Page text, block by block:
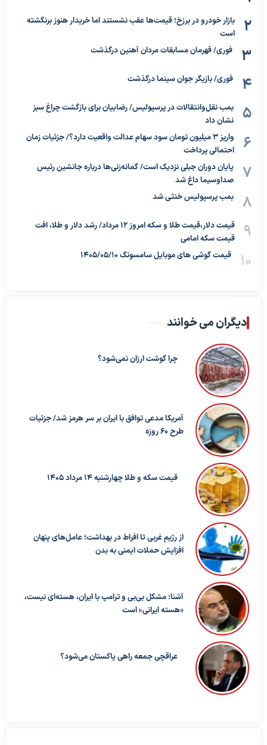
بازار خودرو در برزخ؛ قیمت‌ها عقب نشستند اما خریدار هنوز برنگشته
است
فوری/ قهرمان مسابقات مردان آهنین درگذشت
فوری/ بازیگر جوان سینما درگذشت
بمب نقل‌وانتقالات در پرسپولیس/ رضاییان برای بازگشت چراغ سبز
نشان داد
واریز ۳ میلیون تومان سود سهام عدالت واقعیت دارد؟/ جزئیات زمان
احتمالی پرداخت
پایان دوران جبلی نزدیک است/ گمانه‌زنی‌ها درباره جانشین رئیس
صداوسیما داغ شد
بمب پرسپولیس خنثی شد
قیمت دلار،قیمت طلا و سکه امروز ۱۲ مرداد/ رشد دلار و طلا، افت
قیمت سکه امامی
قیمت گوشی های موبایل سامسونگ 1405/05/10
دیگران می خوانند
چرا گوشت ارزان نمی‌شود؟
آمریکا مدعی توافق با ایران بر سر هرمز شد/ جزئیات
طرح ۶۰ روزه
قیمت سکه و طلا چهارشنبه 14 مرداد 1405
از رژیم غربی تا افراط در بهداشت؛ عامل‌های پنهان
افزایش حملات ایمنی به بدن
آشنا: مشکل بی‌بی‌ و ترامپ با ایران، هسته‌ای نیست،
«هسته ایرانی» است
عراقچی جمعه راهی پاکستان می‌شود؟